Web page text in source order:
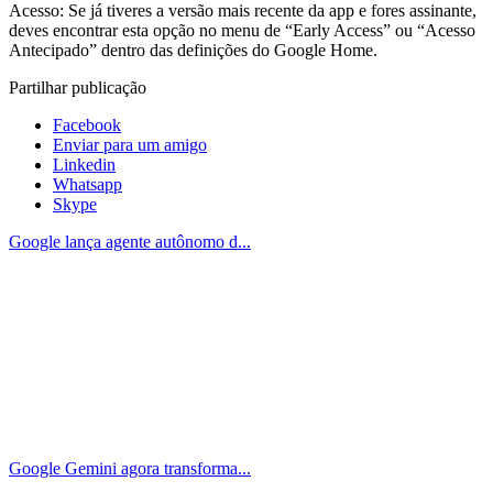
Acesso: Se já tiveres a versão mais recente da app e fores assinante,
deves encontrar esta opção no menu de “Early Access” ou “Acesso
Antecipado” dentro das definições do Google Home.
Partilhar publicação
Facebook
Enviar para um amigo
Linkedin
Whatsapp
Skype
Google lança agente autônomo d...
Google Gemini agora transforma...